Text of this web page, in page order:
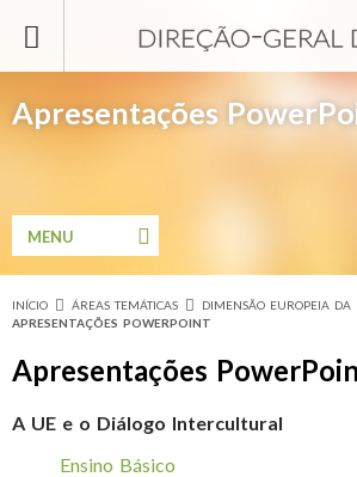
Apresentações
Está aqui
INÍCIO ÁREAS TEMÁTICAS
DIMENSÃO EUROPEIA DA
APRESENTAÇÕES POWERPOINT
Apresentações
A UE e o Diálogo Intercultural
Ensino Básico
MENU